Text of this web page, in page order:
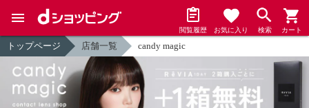
閲覧履歴 お気に入り 検索 カート
トップページ 店舗一覧 candy magic